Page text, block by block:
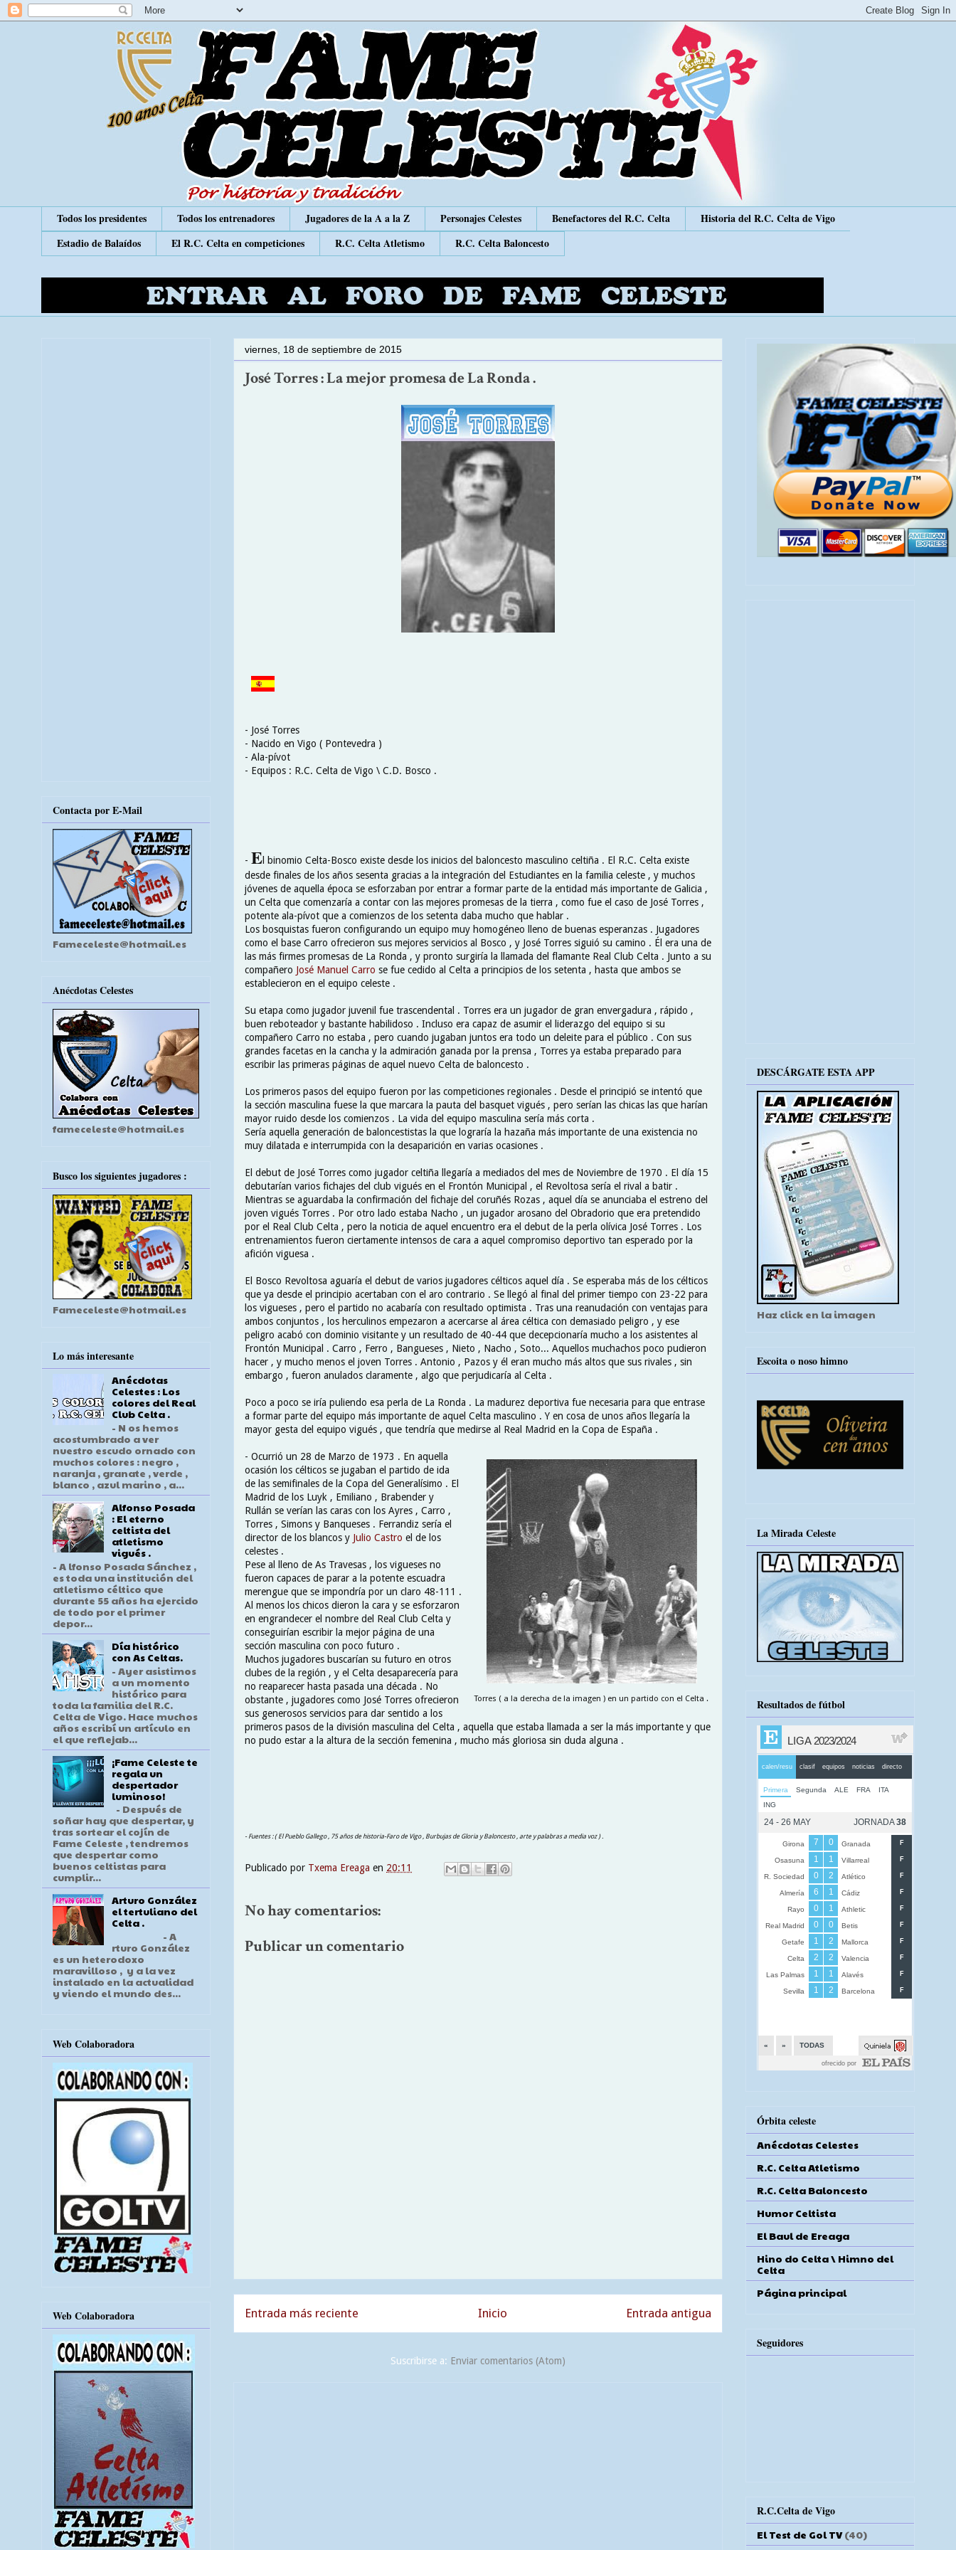
Todos los presidentes Todos los entrenadores Jugadores de la A a la Z Personajes Celestes Benefactores del R.C. Celta
Historia del R.C. Celta de Vigo
Estadio de Balaídos
El R.C. Celta en competiciones R.C. Celta Atletismo R.C. Celta Baloncesto
viernes, 18 de septiembre de 2015
José Torres : La mejor promesa de La Ronda .
- José Torres
- Nacido en Vigo ( Pontevedra )
- Ala-pívot
- Equipos : R.C. Celta de Vigo \ C.D. Bosco .
- El binomio Celta-Bosco existe desde los inicios del baloncesto masculino celtiña . El R.C. Celta existe
desde finales de los años sesenta gracias a la integración del Estudiantes en la familia celeste , y muchos
jóvenes de aquella época se esforzaban por entrar a formar parte de la entidad más importante de Galicia ,
un Celta que comenzaría a contar con las mejores promesas de la tierra , como fue el caso de José Torres ,
potente ala-pívot que a comienzos de los setenta daba mucho que hablar .
Los bosquistas fueron configurando un equipo muy homogéneo lleno de buenas esperanzas . Jugadores
como el base Carro ofrecieron sus mejores servicios al Bosco , y José Torres siguió su camino . Él era una de
las más firmes promesas de La Ronda , y pronto surgiría la llamada del flamante Real Club Celta . Junto a su
compañero José Manuel Carro se fue cedido al Celta a principios de los setenta , hasta que ambos se
establecieron en el equipo celeste .
Su etapa como jugador juvenil fue trascendental . Torres era un jugador de gran envergadura , rápido ,
buen reboteador y bastante habilidoso . Incluso era capaz de asumir el liderazgo del equipo si su
compañero Carro no estaba , pero cuando jugaban juntos era todo un deleite para el público . Con sus
grandes facetas en la cancha y la admiración ganada por la prensa , Torres ya estaba preparado para
escribir las primeras páginas de aquel nuevo Celta de baloncesto .
Los primeros pasos del equipo fueron por las competiciones regionales . Desde el principió se intentó que
la sección masculina fuese la que marcara la pauta del basquet vigués , pero serían las chicas las que harían
mayor ruido desde los comienzos . La vida del equipo masculina sería más corta .
Sería aquella generación de baloncestistas la que lograría la hazaña más importante de una existencia no
muy dilatada e interrumpida con la desaparición en varias ocasiones .
El debut de José Torres como jugador celtiña llegaría a mediados del mes de Noviembre de 1970 . El día 15
debutarían varios fichajes del club vigués en el Frontón Municipal , el Revoltosa sería el rival a batir .
Mientras se aguardaba la confirmación del fichaje del coruñés Rozas , aquel día se anunciaba el estreno del
joven vigués Torres . Por otro lado estaba Nacho , un jugador arosano del Obradorio que era pretendido
por el Real Club Celta , pero la noticia de aquel encuentro era el debut de la perla olívica José Torres . Los
entrenamientos fueron ciertamente intensos de cara a aquel compromiso deportivo tan esperado por la
afición viguesa .
El Bosco Revoltosa aguaría el debut de varios jugadores célticos aquel día . Se esperaba más de los célticos
que ya desde el principio acertaban con el aro contrario . Se llegó al final del primer tiempo con 23-22 para
los vigueses , pero el partido no acabaría con resultado optimista . Tras una reanudación con ventajas para
ambos conjuntos , los herculinos empezaron a acercarse al área céltica con demasiado peligro , y ese
peligro acabó con dominio visitante y un resultado de 40-44 que decepcionaría mucho a los asistentes al
Frontón Municipal . Carro , Ferro , Bangueses , Nieto , Nacho , Soto... Aquellos muchachos poco pudieron
hacer , y mucho menos el joven Torres . Antonio , Pazos y él eran mucho más altos que sus rivales , sin
embargo , fueron anulados claramente , algo que perjudicaría al Celta .
Poco a poco se iría puliendo esa perla de La Ronda . La madurez deportiva fue necesaria para que entrase
a formar parte del equipo más importante de aquel Celta masculino . Y en cosa de unos años llegaría la
mayor gesta del equipo vigués , que tendría que medirse al Real Madrid en la Copa de España .
Torres ( a la derecha de la imagen ) en un partido con el Celta .
- Ocurrió un 28 de Marzo de 1973 . En aquella
ocasión los célticos se jugaban el partido de ida
de las semifinales de la Copa del Generalísimo . El
Madrid de los Luyk , Emiliano , Brabender y
Rullán se verían las caras con los Ayres , Carro ,
Torres , Simons y Banqueses . Ferrandiz sería el
director de los blancos y Julio Castro el de los
celestes .
Pese al lleno de As Travesas , los vigueses no
fueron capaces de parar a la potente escuadra
merengue que se impondría por un claro 48-111 .
Al menos los chicos dieron la cara y se esforzaron
en engrandecer el nombre del Real Club Celta y
conseguirían escribir la mejor página de una
sección masculina con poco futuro .
Muchos jugadores buscarían su futuro en otros
clubes de la región , y el Celta desaparecería para
no reaparecer hasta pasada una década . No
obstante , jugadores como José Torres ofrecieron
sus generosos servicios para dar sentido a los
primeros pasos de la división masculina del Celta , aquella que estaba llamada a ser la más importante y que
no pudo estar a la altura de la sección femenina , mucho más gloriosa sin duda alguna .
- Fuentes : ( El Pueblo Gallego , 75 años de historia-Faro de Vigo , Burbujas de Gloria y Baloncesto , arte y palabras a media voz ) .
Publicado por Txema Ereaga en 20:11
No hay comentarios:
Publicar un comentario
Entrada más reciente Entrada antigua
Inicio
Suscribirse a: Enviar comentarios (Atom)
Contacta por E-Mail
Fameceleste@hotmail.es
Anécdotas Celestes
fameceleste@hotmail.es
Busco los siguientes jugadores :
Fameceleste@hotmail.es
Lo más interesante
Anécdotas
Celestes : Los
colores del Real
Club Celta .
- N os hemos
acostumbrado a ver
nuestro escudo ornado con
muchos colores : negro ,
naranja , granate , verde ,
blanco , azul marino , a...
Alfonso Posada
: El eterno
celtista del
atletismo
vigués .
- A lfonso Posada Sánchez ,
es toda una institución del
atletismo céltico que
durante 55 años ha ejercido
de todo por el primer
depor...
Día histórico
con As Celtas.
- Ayer asistimos
a un momento
histórico para
toda la familia del R.C.
Celta de Vigo. Hace muchos
años escribí un artículo en
el que reflejab...
¡Fame Celeste te
regala un
despertador
luminoso!
- Después de
soñar hay que despertar, y
tras sortear el cojín de
Fame Celeste , tendremos
que despertar como
buenos celtistas para
cumplir...
Arturo González
el tertuliano del
Celta .
- A
rturo González
es un heterodoxo
maravilloso , y a la vez
instalado en la actualidad
y viendo el mundo des...
Web Colaboradora
Web Colaboradora
DESCÁRGATE ESTA APP
Haz click en la imagen
Escoita o noso himno
La Mirada Celeste
Resultados de fútbol
Órbita celeste
Anécdotas Celestes
R.C. Celta Atletismo
R.C. Celta Baloncesto
Humor Celtista
El Baul de Ereaga
Hino do Celta \ Himno del
Celta
Página principal
Seguidores
R.C.Celta de Vigo
El Test de Gol TV (40)